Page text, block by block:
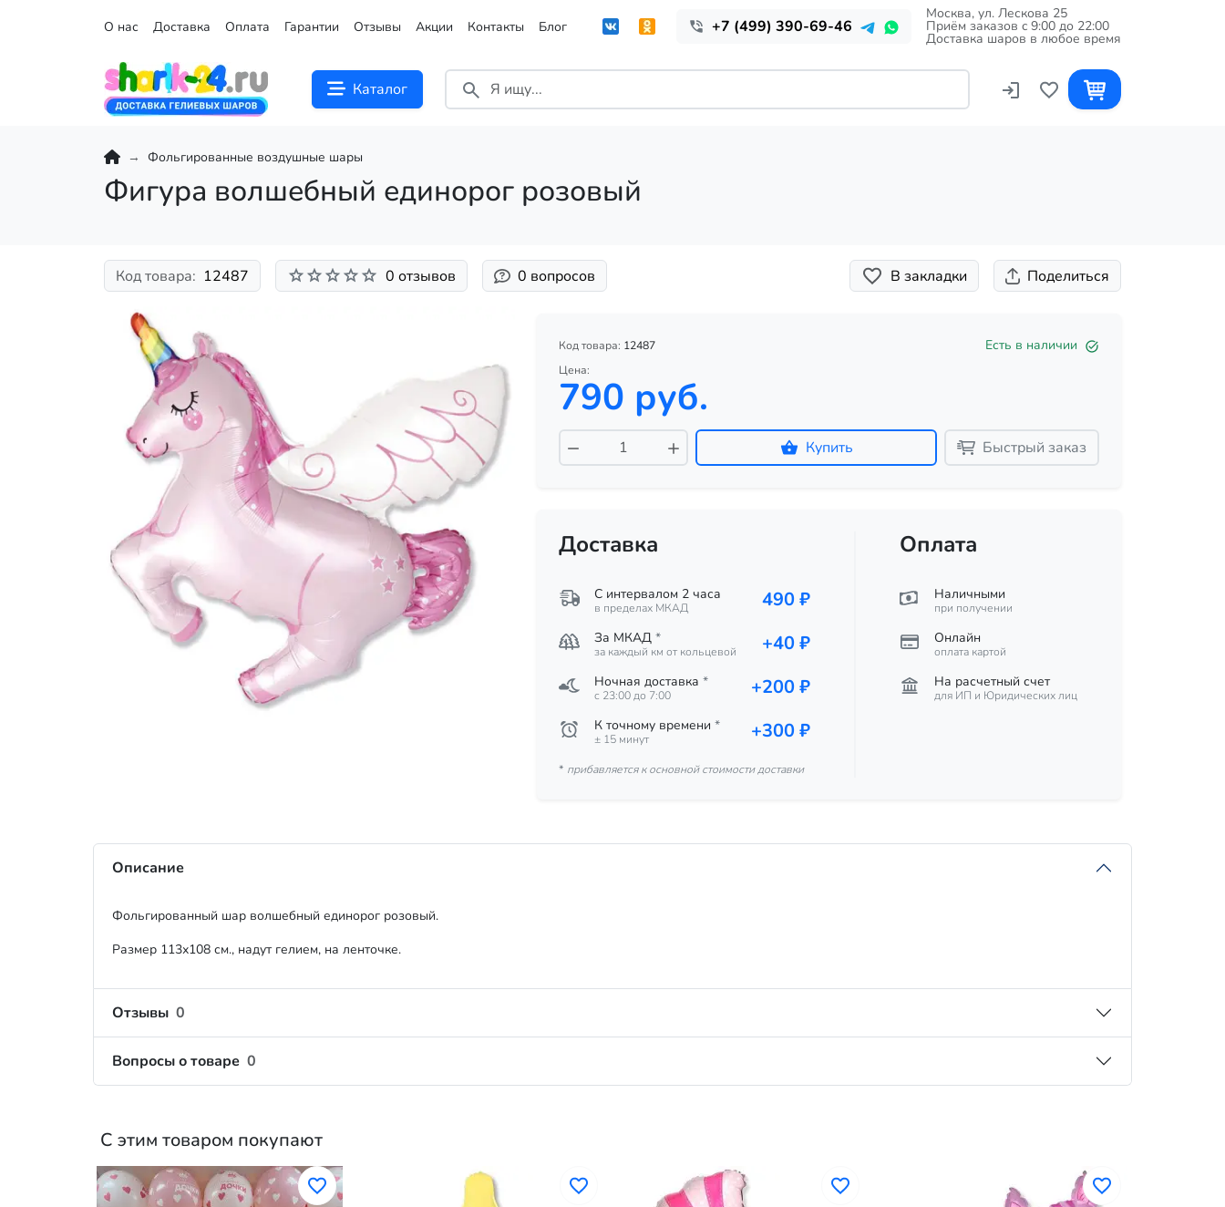
О нас Доставка Оплата Гарантии Отзывы Акции Контакты Блог +7 (499) 390-69-46
Москва, ул. Лескова 25
Приём заказов c 9:00 до 22:00
Доставка шаров в любое время
Каталог
Фольгированные воздушные шары
Фигура волшебный единорог розовый
Код товара: 12487 0 отзывов 0 вопросов В закладки Поделиться
Код товара: 12487 Есть в наличии
Цена:
790 руб.
Купить Быстрый заказ
Доставка
С интервалом 2 часа
в пределах МКАД 490 ₽
За МКАД *
за каждый км от кольцевой +40 ₽
Ночная доставка *
c 23:00 до 7:00 +200 ₽
К точному времени *
± 15 минут +300 ₽
* прибавляется к основной стоимости доставки
Оплата
Наличными
при получении
Онлайн
оплата картой
На расчетный счет
для ИП и Юридических лиц
Описание
Фольгированный шар волшебный единорог розовый.
Размер 113х108 см., надут гелием, на ленточке.
Отзывы 0
Вопросы о товаре 0
С этим товаром покупают